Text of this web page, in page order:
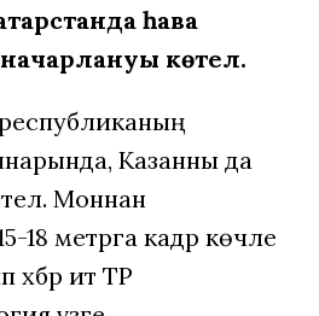
һава
көтелә.
республиканың
Казанны да
Моннан
18 метрга кадәр көчле
итә ТР